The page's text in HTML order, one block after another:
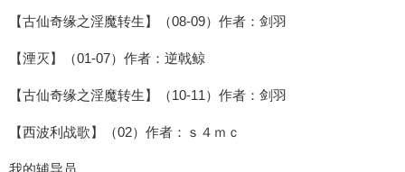
【古仙奇缘之淫魔转生】（08-09）作者：剑羽
【湮灭】（01-07）作者：逆戟鲸
【古仙奇缘之淫魔转生】（10-11）作者：剑羽
【西波利战歌】（02）作者：ｓ４ｍｃ
我的辅导员